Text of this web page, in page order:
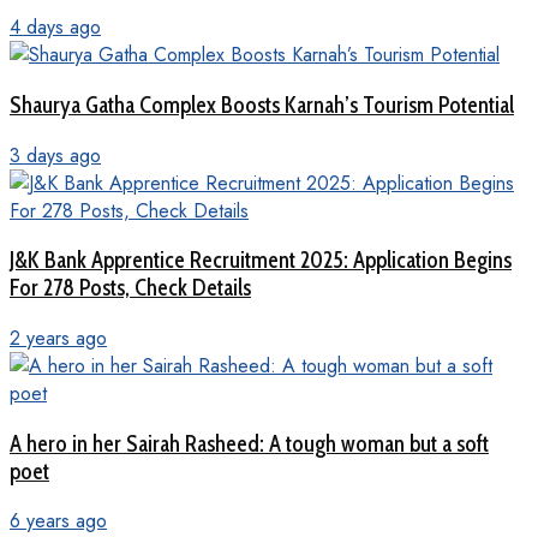
4 days ago
Shaurya Gatha Complex Boosts Karnah’s Tourism Potential
3 days ago
J&K Bank Apprentice Recruitment 2025: Application Begins
For 278 Posts, Check Details
2 years ago
A hero in her Sairah Rasheed: A tough woman but a soft
poet
6 years ago